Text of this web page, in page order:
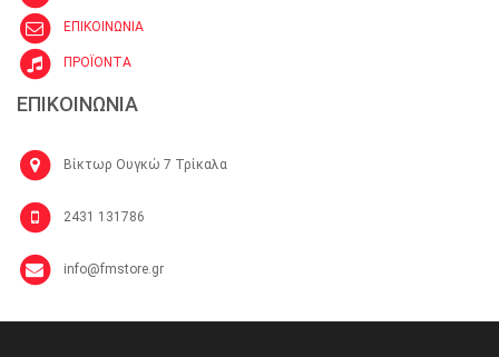
ΕΠΙΚΟΙΝΩΝΙΑ
ΠΡΟΪΟΝΤΑ
ΕΠΙΚΟΙΝΩΝΙΑ
Βίκτωρ Ουγκώ 7 Τρίκαλα
2431 131786
info@fmstore.gr